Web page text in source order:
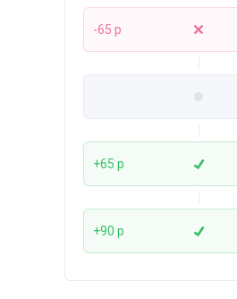
-65 p
+65 p
+90 p